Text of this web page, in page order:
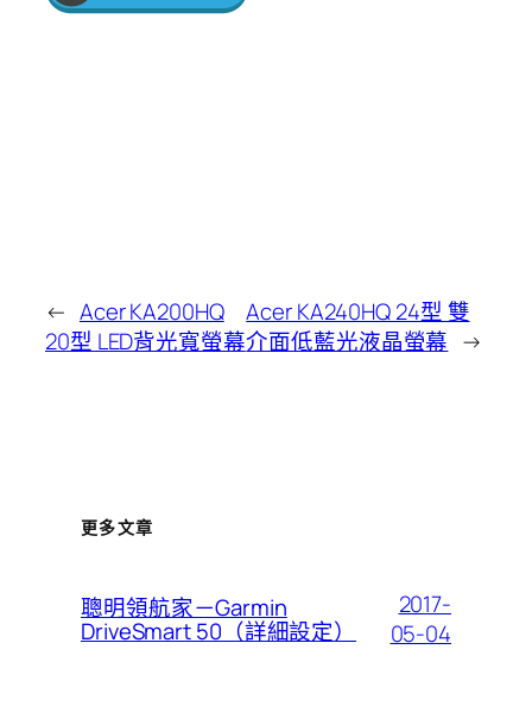
← Acer KA200HQ
20型 LED背光寬螢幕
Acer KA240HQ 24型 雙
介面低藍光液晶螢幕 →
更多文章
聰明領航家－Garmin
DriveSmart 50（詳細設定）
2017-
05-04